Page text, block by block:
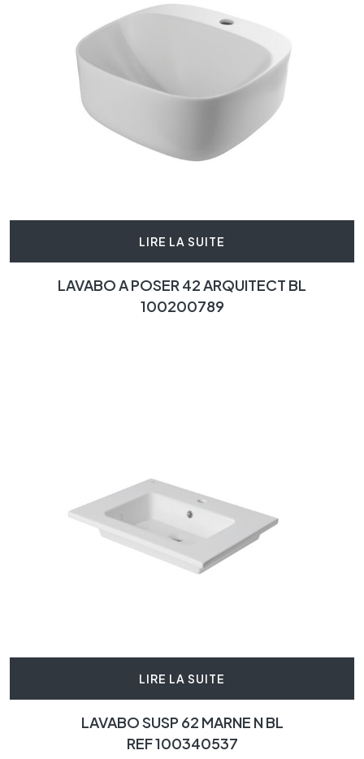
LIRE LA SUITE
LAVABO A POSER 42 ARQUITECT BL
100200789
LIRE LA SUITE
LAVABO SUSP 62 MARNE N BL
REF 100340537